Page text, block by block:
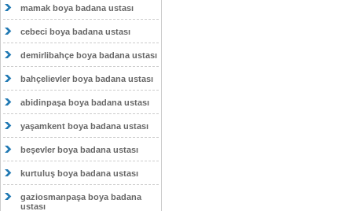
mamak boya badana ustası
cebeci boya badana ustası
demirlibahçe boya badana ustası
bahçelievler boya badana ustası
abidinpaşa boya badana ustası
yaşamkent boya badana ustası
beşevler boya badana ustası
kurtuluş boya badana ustası
gaziosmanpaşa boya badana
ustası